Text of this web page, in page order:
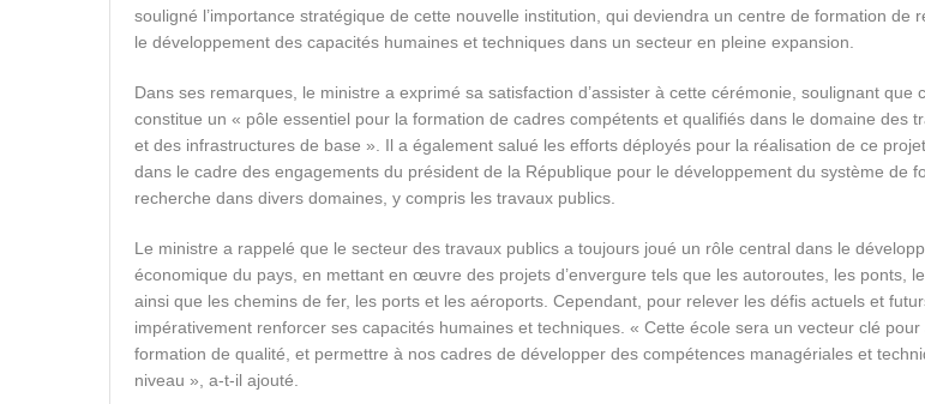
souligné l’importance stratégique de cette nouvelle institution, qui deviendra un centre de formation de
le développement des capacités humaines et techniques dans un secteur en pleine expansion.
Dans ses remarques, le ministre a exprimé sa satisfaction d’assister à cette cérémonie, soulignant que
constitue un « pôle essentiel pour la formation de cadres compétents et qualifiés dans le domaine des
et des infrastructures de base ». Il a également salué les efforts déployés pour la réalisation de ce
dans le cadre des engagements du président de la République pour le développement du système de
recherche dans divers domaines, y compris les travaux publics.
Le ministre a rappelé que le secteur des travaux publics a toujours joué un rôle central dans le
économique du pays, en mettant en œuvre des projets d’envergure tels que les autoroutes, les ponts,
ainsi que les chemins de fer, les ports et les aéroports. Cependant, pour relever les défis actuels et
impérativement renforcer ses capacités humaines et techniques. « Cette école sera un vecteur clé pour
formation de qualité, et permettre à nos cadres de développer des compétences managériales et
niveau », a-t-il ajouté.